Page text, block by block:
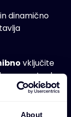
About
in dinamično
vključite
postopke,
Usposabljanje